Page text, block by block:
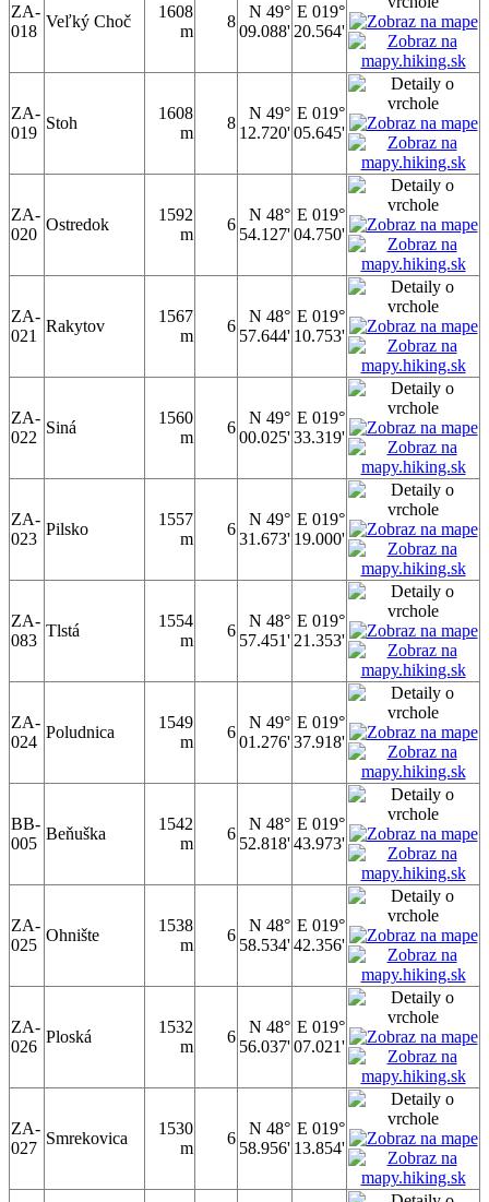
ZA-
018
Veľký Choč
1608
m
8
N 49°
09.088'
E 019°
20.564'
ZA-
019
Stoh
1608
m
8
N 49°
12.720'
E 019°
05.645'
ZA-
020
Ostredok
1592
m
6
N 48°
54.127'
E 019°
04.750'
ZA-
021
Rakytov
1567
m
6
N 48°
57.644'
E 019°
10.753'
ZA-
022
Siná
1560
m
6
N 49°
00.025'
E 019°
33.319'
ZA-
023
Pilsko
1557
m
6
N 49°
31.673'
E 019°
19.000'
ZA-
083
Tlstá
1554
m
6
N 48°
57.451'
E 019°
21.353'
ZA-
024
Poludnica
1549
m
6
N 49°
01.276'
E 019°
37.918'
BB-
005
Beňuška
1542
m
6
N 48°
52.818'
E 019°
43.973'
ZA-
025
Ohnište
1538
m
6
N 48°
58.534'
E 019°
42.356'
ZA-
026
Ploská
1532
m
6
N 48°
56.037'
E 019°
07.021'
ZA-
027
Smrekovica
1530
m
6
N 48°
58.956'
E 019°
13.854'